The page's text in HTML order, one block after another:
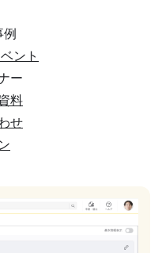
例
ント
ー
料
せ